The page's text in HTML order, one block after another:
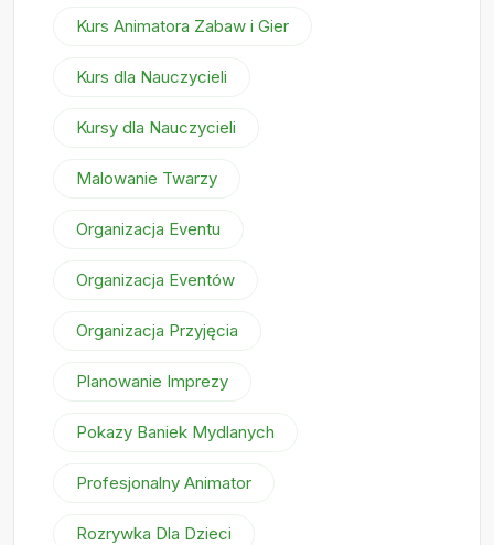
Kurs Animatora Zabaw i Gier
Kurs dla Nauczycieli
Kursy dla Nauczycieli
Malowanie Twarzy
Organizacja Eventu
Organizacja Eventów
Organizacja Przyjęcia
Planowanie Imprezy
Pokazy Baniek Mydlanych
Profesjonalny Animator
Rozrywka Dla Dzieci